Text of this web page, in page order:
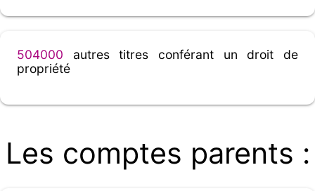
504000 autres titres conférant un droit de
propriété
Les comptes parents :